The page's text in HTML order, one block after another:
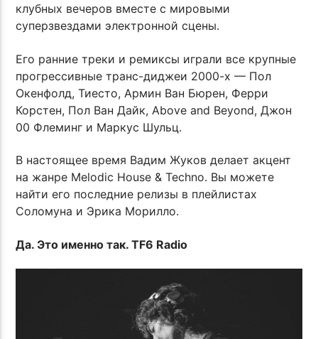
клубных вечеров вместе с мировыми
суперзвездами электронной сцены.
Его ранние треки и ремиксы играли все крупные
прогрессивные транс-диджеи 2000-х — Пол
Окенфолд, Тиесто, Армин Ван Бюрен, Ферри
Корстен, Пол Ван Дайк, Above and Beyond, Джон
00 Флеминг и Маркус Шульц.
В настоящее время Вадим Жуков делает акцент
на жанре Melodic House & Techno. Вы можете
найти его последние релизы в плейлистах
Соломуна и Эрика Морилло.
Да. Это именно так. TF6 Radio